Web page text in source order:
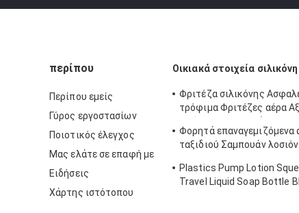
περίπου
Περίπου εμείς
Γύρος εργοστασίων
Ποιοτικός έλεγχος
Μας ελάτε σε επαφή με
Ειδήσεις
Χάρτης ιστότοπου
Οικιακά στοιχεία
Φριτέζα σιλικόνης
τρόφιμα Φριτέζες αέρα
χαρτιού επένδυσης
Φορητά επαναγεμιζόμενα
ταξιδιού Σαμπουάν
σωλήνα σιλικόνης με
Plastics Pump Lotion
Travel Liquid Soap Bottle